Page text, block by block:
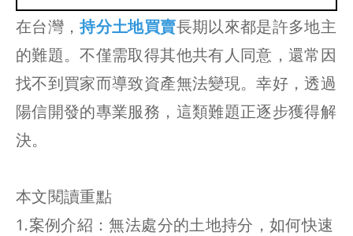
在台灣，持分土地買賣長期以來都是許多地主
的難題。不僅需取得其他共有人同意，還常因
找不到買家而導致資產無法變現。幸好，透過
陽信開發的專業服務，這類難題正逐步獲得解
決。
本文閱讀重點
1.案例介紹：無法處分的土地持分，如何快速